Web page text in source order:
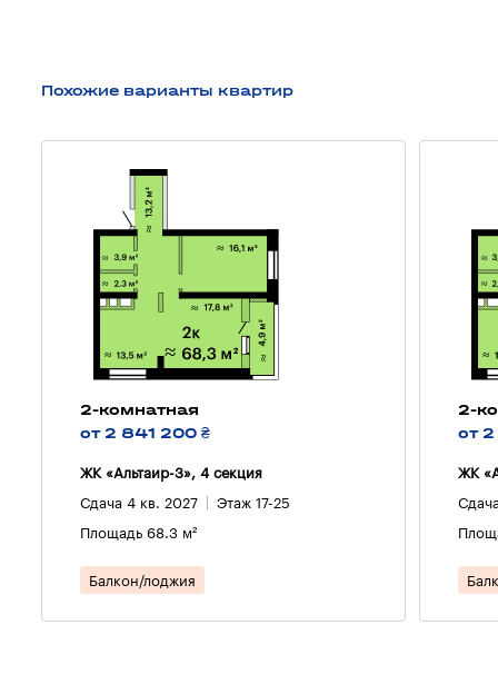
Похожие варианты квартир
2-комнатная
от 2 841 200 ₴
ЖК «Альтаир-3», 4 секция
Сдача 4 кв. 2027 Этаж 17-25
Площадь 68.3 м²
Балкон/лоджия
2-
от
ЖК